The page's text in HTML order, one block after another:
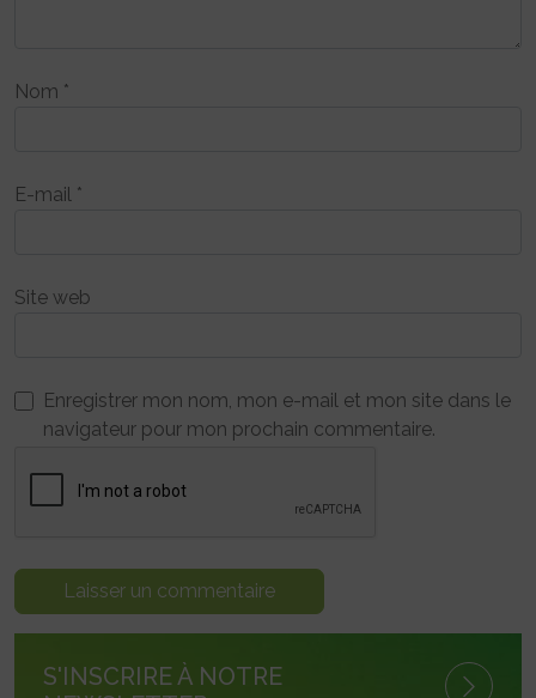
Nom *
E-mail *
Site web
Enregistrer mon nom, mon e-mail et mon site dans le
navigateur pour mon prochain commentaire.
S'INSCRIRE À NOTRE